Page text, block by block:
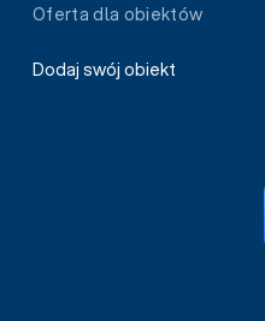
Oferta dla obiektów
Dodaj swój obiekt